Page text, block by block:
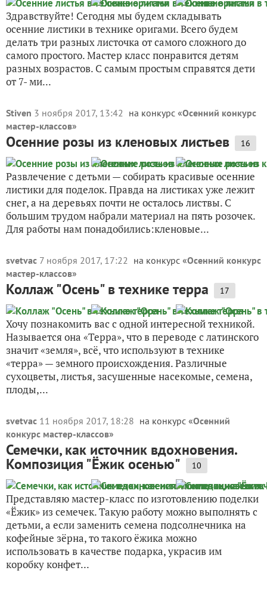
Здравствуйте! Сегодня мы будем складывать
осенние листики в технике оригами. Всего будем
делать три разных листочка от самого сложного до
самого простого. Мастер класс понравится детям
разных возрастов. С самым простым справятся дети
от 7- ми...
Stiven 3 ноября 2017, 13:42 на конкурс «Осенний конкурс
мастер-классов»
Осенние розы из кленовых листьев 16
Развлечение с детьми — собирать красивые осенние
листики для поделок. Правда на листиках уже лежит
снег, а на деревьях почти не осталось листвы. С
большим трудом набрали материал на пять розочек.
Для работы нам понадобились:кленовые...
svetvac 7 ноября 2017, 17:22 на конкурс «Осенний конкурс
мастер-классов»
Коллаж "Осень" в технике терра 17
Хочу познакомить вас с одной интересной техникой.
Называется она «Терра», что в переводе с латинского
значит «земля», всё, что используют в технике
«терра» — земного происхождения. Различные
сухоцветы, листья, засушенные насекомые, семена,
плоды,...
svetvac 11 ноября 2017, 18:28 на конкурс «Осенний
конкурс мастер-классов»
Семечки, как источник вдохновения.
Композиция "Ёжик осенью" 10
Представляю мастер-класс по изготовлению поделки
«Ёжик» из семечек. Такую работу можно выполнять с
детьми, а если заменить семена подсолнечника на
кофейные зёрна, то такого ёжика можно
использовать в качестве подарка, украсив им
коробку конфет...